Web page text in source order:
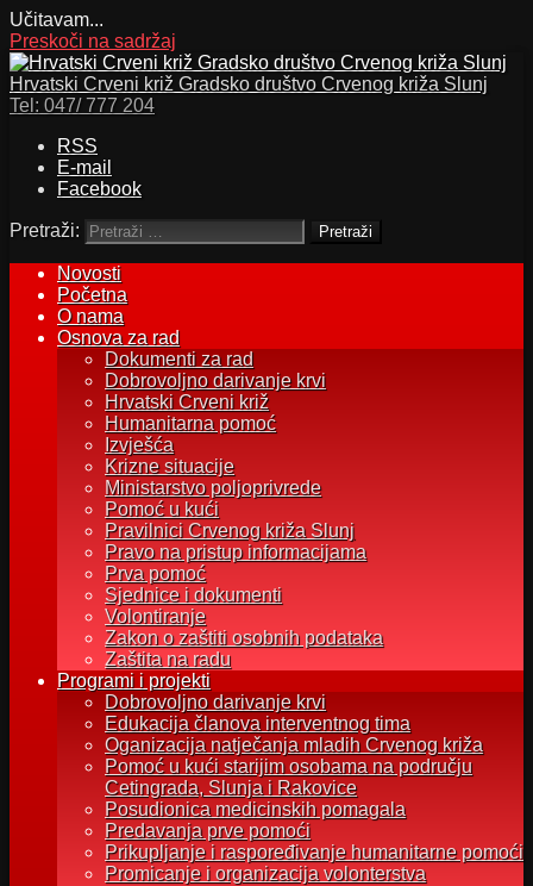
Učitavam...
Preskoči na sadržaj
Hrvatski Crveni križ Gradsko društvo Crvenog križa Slunj
Tel: 047/ 777 204
RSS
E-mail
Facebook
Pretraži:
Novosti
Početna
O nama
Osnova za rad
Dokumenti za rad
Dobrovoljno darivanje krvi
Hrvatski Crveni križ
Humanitarna pomoć
Izvješća
Krizne situacije
Ministarstvo poljoprivrede
Pomoć u kući
Pravilnici Crvenog križa Slunj
Pravo na pristup informacijama
Prva pomoć
Sjednice i dokumenti
Volontiranje
Zakon o zaštiti osobnih podataka
Zaštita na radu
Programi i projekti
Dobrovoljno darivanje krvi
Edukacija članova interventnog tima
Oganizacija natječanja mladih Crvenog križa
Pomoć u kući starijim osobama na području
Cetingrada, Slunja i Rakovice
Posudionica medicinskih pomagala
Predavanja prve pomoći
Prikupljanje i raspoređivanje humanitarne pomoći
Promicanje i organizacija volonterstva